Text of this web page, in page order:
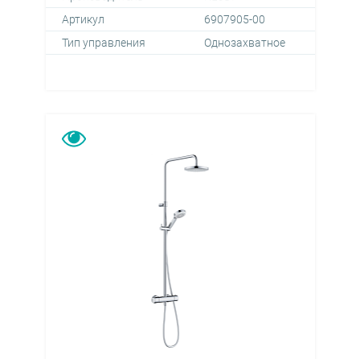
Артикул
6907905-00
Тип управления
Однозахватное